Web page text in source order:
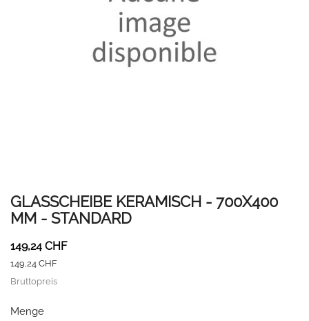
GLASSCHEIBE KERAMISCH - 700X400
MM - STANDARD
149,24 CHF
149,24 CHF
Bruttopreis
Menge